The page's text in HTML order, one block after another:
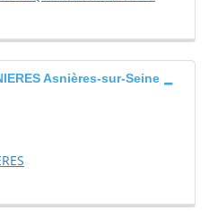
Asnières-sur-Seine